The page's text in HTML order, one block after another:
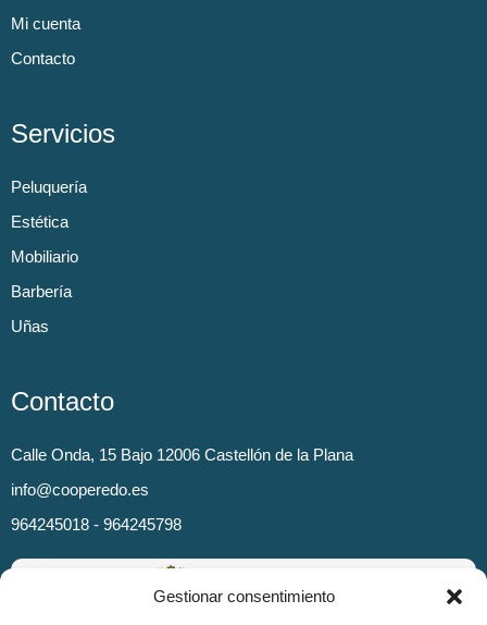
Gestionar consentimiento
Mi cuenta
Contacto
Servicios
Peluquería
Estética
Mobiliario
Barbería
Uñas
Contacto
Calle Onda, 15 Bajo 12006 Castellón de la Plana
info@cooperedo.es
964245018 - 964245798